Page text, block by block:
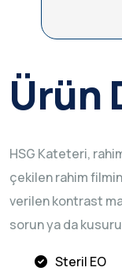
Ürün
HSG Kateteri,
çekilen rahim
verilen kontrast
sorun ya da
Steril EO